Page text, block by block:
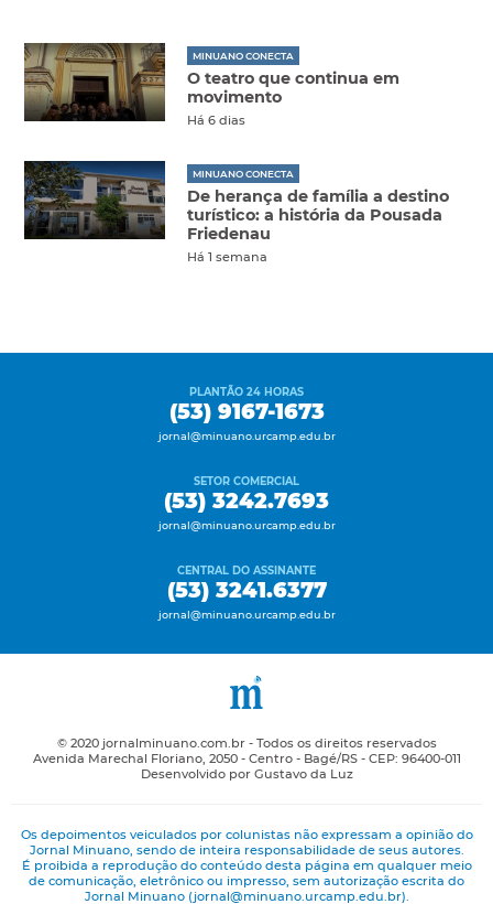
MINUANO CONECTA
O teatro que continua em
movimento
Há 6 dias
MINUANO CONECTA
De herança de família a destino
turístico: a história da Pousada
Friedenau
Há 1 semana
PLANTÃO 24 HORAS
(53) 9167-1673
jornal@minuano.urcamp.edu.br
SETOR COMERCIAL
(53) 3242.7693
jornal@minuano.urcamp.edu.br
CENTRAL DO ASSINANTE
(53) 3241.6377
jornal@minuano.urcamp.edu.br
© 2020 jornalminuano.com.br - Todos os direitos reservados
Avenida Marechal Floriano, 2050 - Centro - Bagé/RS - CEP: 96400-011
Desenvolvido por Gustavo da Luz
Os depoimentos veiculados por colunistas não expressam a opinião do
Jornal Minuano, sendo de inteira responsabilidade de seus autores.
É proibida a reprodução do conteúdo desta página em qualquer meio
de comunicação, eletrônico ou impresso, sem autorização escrita do
Jornal Minuano (jornal@minuano.urcamp.edu.br).